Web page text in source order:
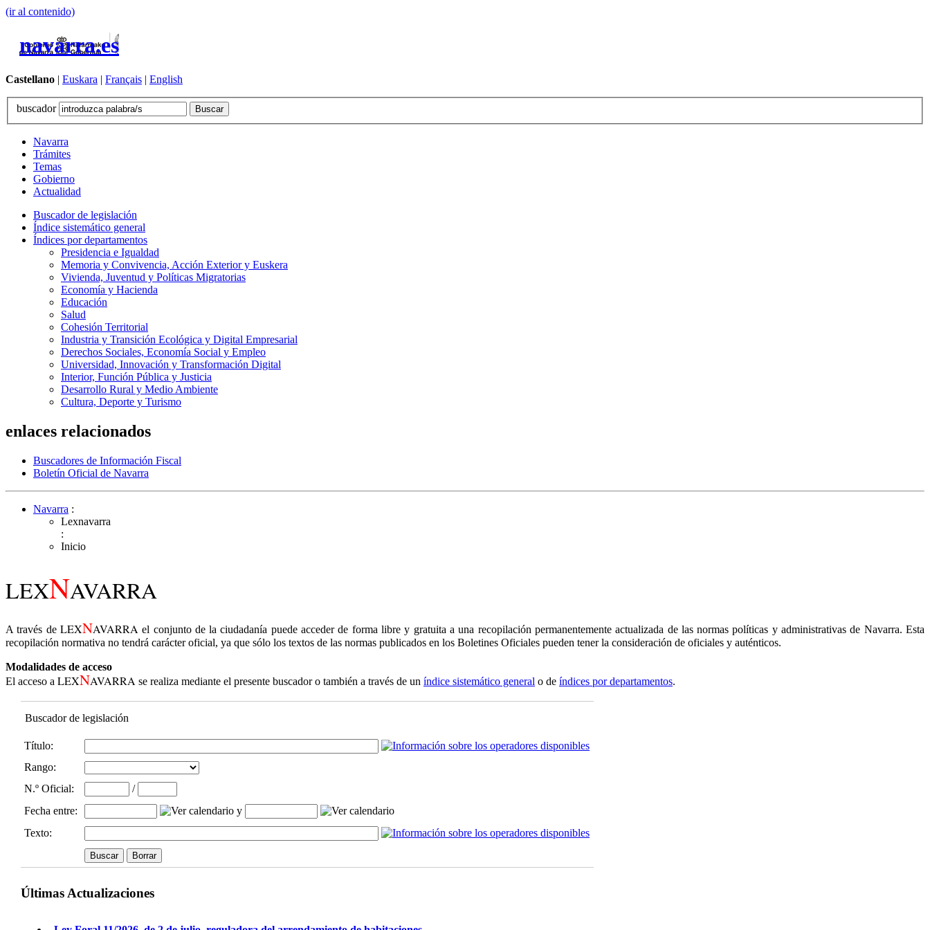
(ir al contenido)
navarra.es
Castellano | Euskara | Français | English
buscador
Navarra
Trámites
Temas
Gobierno
Actualidad
Buscador de legislación
Índice sistemático general
Índices por departamentos
Presidencia e Igualdad
Memoria y Convivencia, Acción Exterior y Euskera
Vivienda, Juventud y Políticas Migratorias
Economía y Hacienda
Educación
Salud
Cohesión Territorial
Industria y Transición Ecológica y Digital Empresarial
Derechos Sociales, Economía Social y Empleo
Universidad, Innovación y Transformación Digital
Interior, Función Pública y Justicia
Desarrollo Rural y Medio Ambiente
Cultura, Deporte y Turismo
enlaces relacionados
Buscadores de Información Fiscal
Boletín Oficial de Navarra
Navarra :
Lexnavarra
:
Inicio
LEXNAVARRA
A través de LEXNAVARRA el conjunto de la ciudadanía puede acceder de forma libre y gratuita a una recopilación permanentemente actualizada de las normas políticas y administrativas de Navarra. Esta
recopilación normativa no tendrá carácter oficial, ya que sólo los textos de las normas publicados en los Boletines Oficiales pueden tener la consideración de oficiales y auténticos.
Modalidades de acceso
El acceso a LEXNAVARRA se realiza mediante el presente buscador o también a través de un índice sistemático general o de índices por departamentos.
Buscador de legislación
Título:
Rango:
N.º Oficial:
/
Fecha entre:
y
Texto:
Últimas Actualizaciones